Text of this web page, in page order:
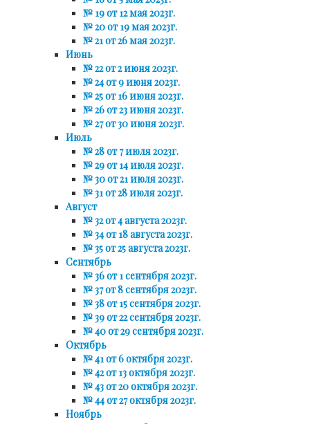
№ 19 от 12 мая 2023г.
№ 20 от 19 мая 2023г.
№ 21 от 26 мая 2023г.
Июнь
№ 22 от 2 июня 2023г.
№ 24 от 9 июня 2023г.
№ 25 от 16 июня 2023г.
№ 26 от 23 июня 2023г.
№ 27 от 30 июня 2023г.
Июль
№ 28 от 7 июля 2023г.
№ 29 от 14 июля 2023г.
№ 30 от 21 июля 2023г.
№ 31 от 28 июля 2023г.
Август
№ 32 от 4 августа 2023г.
№ 34 от 18 августа 2023г.
№ 35 от 25 августа 2023г.
Сентябрь
№ 36 от 1 сентября 2023г.
№ 37 от 8 сентября 2023г.
№ 38 от 15 сентября 2023г.
№ 39 от 22 сентября 2023г.
№ 40 от 29 сентября 2023г.
Октябрь
№ 41 от 6 октября 2023г.
№ 42 от 13 октября 2023г.
№ 43 от 20 октября 2023г.
№ 44 от 27 октября 2023г.
Ноябрь